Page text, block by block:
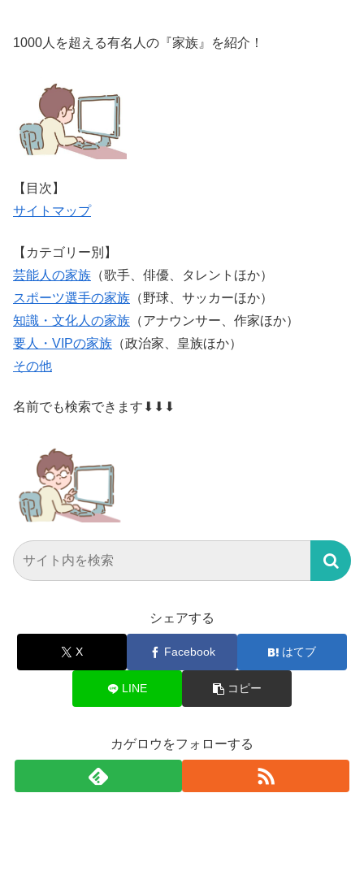
1000人を超える有名人の『家族』を紹介！
【目次】
サイトマップ
【カテゴリー別】
芸能人の家族 （歌手、俳優、タレントほか）
スポーツ選手の家族 （野球、サッカーほか）
知識・文化人の家族 （アナウンサー、作家ほか）
要人・VIPの家族 （政治家、皇族ほか）
その他
名前でも検索できます⬇⬇⬇
シェアする
X Facebook はてブ
LINE コピー
カゲロウをフォローする